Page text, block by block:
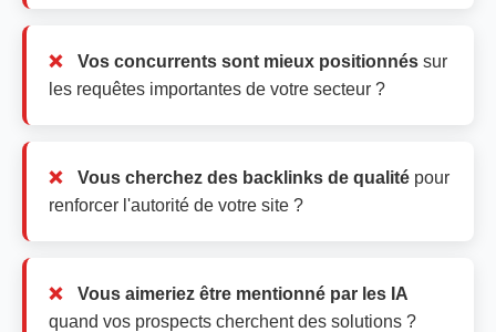
Vos concurrents sont mieux positionnés sur
les requêtes importantes de votre secteur ?
Vous cherchez des backlinks de qualité pour
renforcer l'autorité de votre site ?
Vous aimeriez être mentionné par les IA
quand vos prospects cherchent des solutions ?